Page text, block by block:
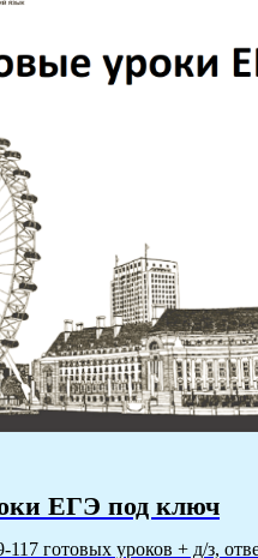
ЕГЭ под ключ
117 готовых уроков + д/з,